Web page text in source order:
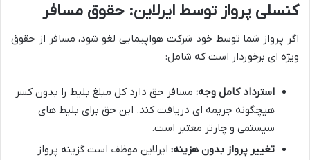
کنسلی پرواز توسط ایرلاین: حقوق مسافر
اگر پرواز شما توسط خود شرکت هواپیمایی لغو شود، مسافر از حقوق
ویژه ای برخوردار است که شامل:
استرداد کامل وجه: مسافر حق دارد کل مبلغ بلیط را بدون کسر
هیچگونه جریمه ای دریافت کند. این حق برای بلیط های
سیستمی و چارتر معتبر است.
تغییر پرواز بدون هزینه: ایرلاین موظف است گزینه پرواز